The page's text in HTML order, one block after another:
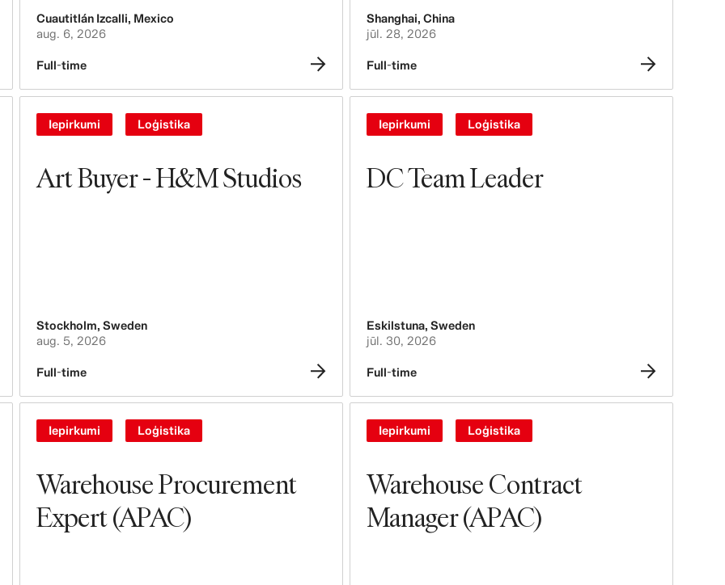
Tehnoloģijas, dati & inovācija
Loģistika
Juridiskie, administratīvie, drošības un
Cilvēki, kultūra, iekļaušana un
daudzveidība
Cuautitlán Izcalli, Mexico
aug. 6, 2026
Full-time
Shanghai, China
jūl. 28, 2026
Full-time
Art Buyer - H&M Studios
Iepirkumi Loģistika
Stockholm, Sweden
aug. 5, 2026
Full-time
DC Team Leader
Iepirkumi Loģistika
Eskilstuna, Sweden
jūl. 30, 2026
Full-time
Warehouse Procurement
Expert (APAC)
Iepirkumi Loģistika
Warehouse Contract
Manager (APAC)
Iepirkumi Loģistika